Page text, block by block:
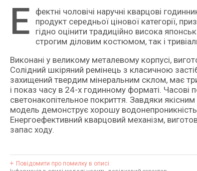
Е
фектні чоловічі наручні кварцові годинники з стрілочної індикацією і функцією хронографа. Позиціонуються як
продукт середньої цінової категорії,
гідно оцінити традиційно висока
строгим діловим костюмом, так і
Виконані у великому металевому корпусі,
Солідний шкіряний ремінець з класичною
захищений твердим мінеральним склом, має
і показ часу в 24-х годинному форматі. Часові
светонакопітельное покриття. Завдяки
модель демонструє хорошу
Енергоефективний кварцовий механізм,
запас ходу.
Повідомити про помилку в описі